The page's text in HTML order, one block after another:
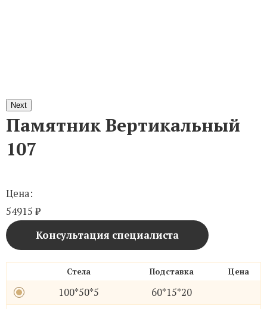
Next
Памятник Вертикальный
107
Цена:
54915 ₽
Консультация специалиста
Стела Подставка Цена
100*50*5
60*15*20